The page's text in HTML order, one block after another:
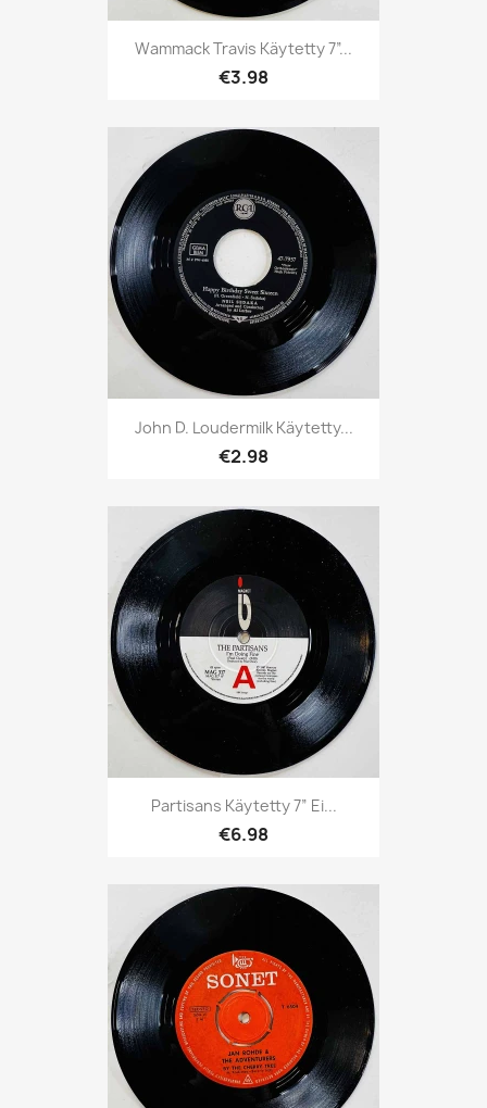
Wammack Travis Käytetty 7”...
€3.98
John D. Loudermilk Käytetty...
€2.98
Partisans Käytetty 7” Ei...
€6.98